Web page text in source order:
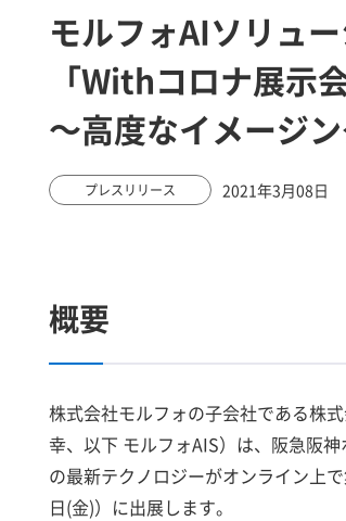
モルフォAIソリュー
「Withコロナ展示
～高度なイメージ
プレスリリース 2021年3月08日
概要
株式会社モルフォの子会社である株
幸、以下 モルフォAIS）は、阪急阪
の最新テクノロジーがオンライン上
日(金)）に出展します。